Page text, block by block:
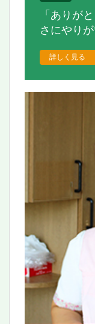
「ありが
さにやり
詳しく見る